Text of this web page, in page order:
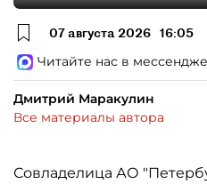
07 августа 2026 16:05
Читайте нас в
Дмитрий Маракулин
Все материалы автора
Совладелица АО